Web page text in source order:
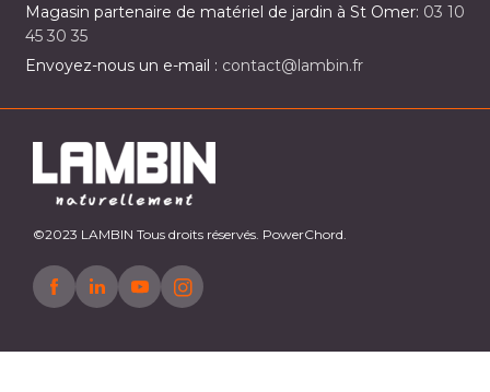
Magasin partenaire de matériel de jardin à St Omer: 03 10
45 30 35
Envoyez-nous un e-mail : contact@lambin.fr
©2023 LAMBIN Tous droits réservés. PowerChord.